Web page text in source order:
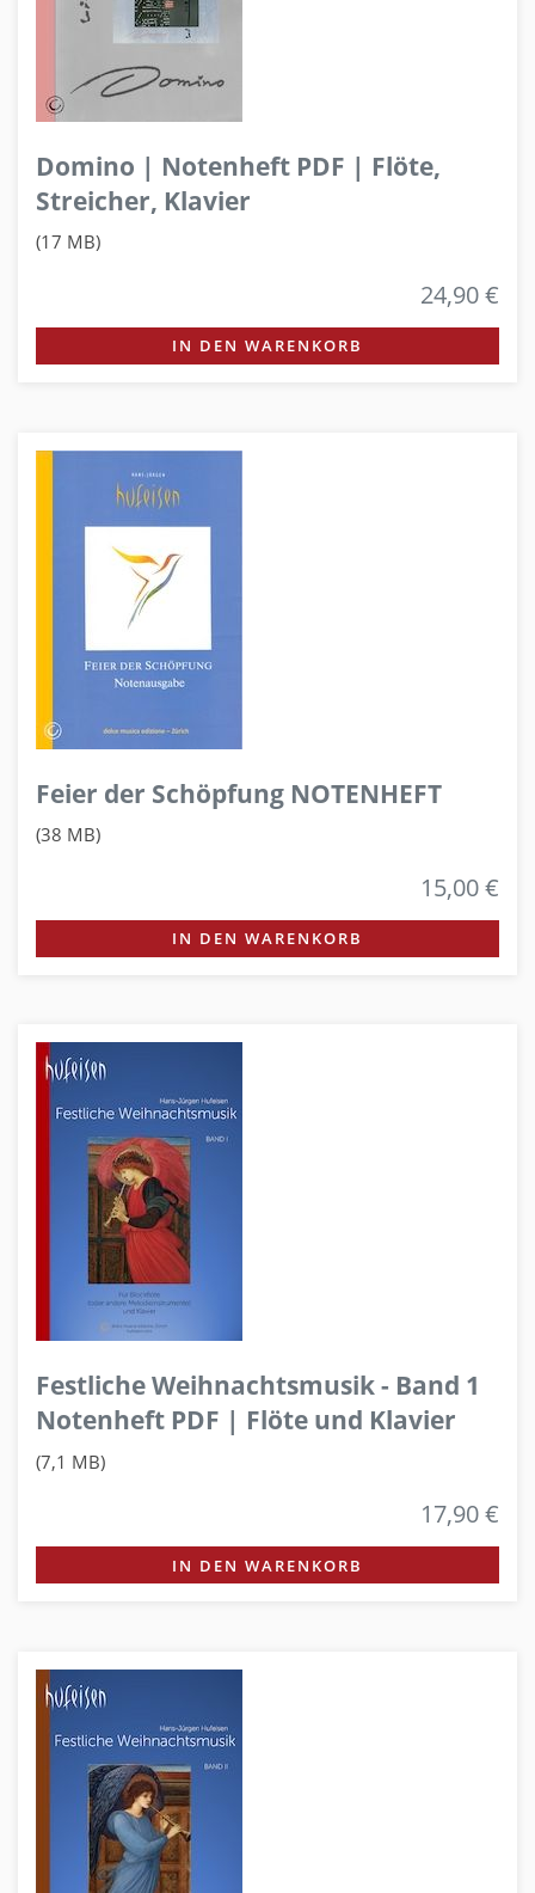
Domino | Notenheft PDF | Flöte,
Streicher, Klavier
(17 MB)
24,90 €
IN DEN WARENKORB
Feier der Schöpfung NOTENHEFT
(38 MB)
15,00 €
IN DEN WARENKORB
Festliche Weihnachtsmusik - Band 1
Notenheft PDF | Flöte und Klavier
(7,1 MB)
17,90 €
IN DEN WARENKORB